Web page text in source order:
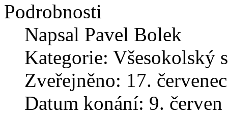
Podrobnosti
Napsal Pavel Bolek
Kategorie: Všesokolský
Zveřejněno: 17.
Datum konání: 9. červen